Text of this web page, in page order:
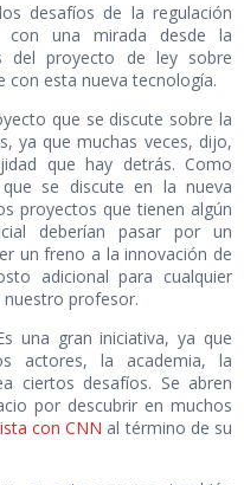
desafíos de la regulación
con una mirada desde la
del proyecto de ley sobre
con esta nueva tecnología.
que se discute sobre la
ya que muchas veces, dijo,
que hay detrás. Como
se discute en la nueva
proyectos que tienen algún
deberían pasar por un
un freno a la innovación de
adicional para cualquier
profesor.
una gran iniciativa, ya que
actores, la academia, la
ciertos desafíos. Se abren
por descubrir en muchos
con CNN al término de su